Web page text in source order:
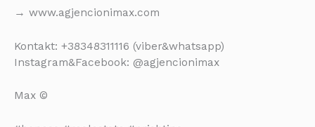
→ www.agjencionimax.com
Kontakt: +38348311116 (viber&whatsapp)
Instagram&Facebook: @agjencionimax
Max ©